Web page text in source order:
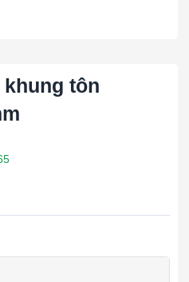
tôn